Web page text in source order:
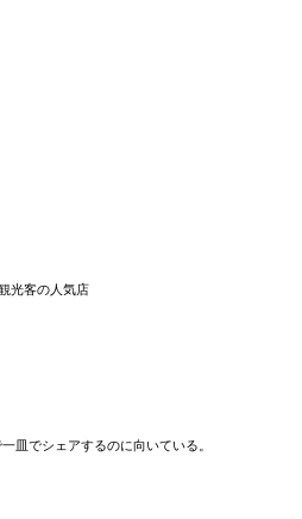
光客の人気店
皿でシェアするのに向いている。